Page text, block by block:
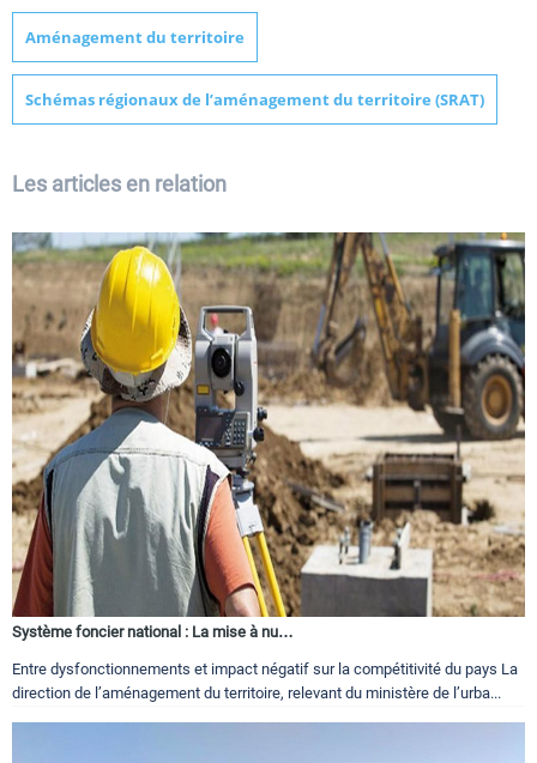
Aménagement du territoire
Schémas régionaux de l’aménagement du territoire (SRAT)
Les articles en relation
Système foncier national : La mise à nu…
Entre dysfonctionnements et impact négatif sur la compétitivité du pays La
direction de l’aménagement du territoire, relevant du ministère de l’urba...